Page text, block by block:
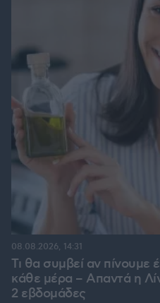
Τι θα συμβεί αν πίνουμε
κάθε μέρα – Απαντά η
2 εβδομάδες
08.08.2026, 14:31